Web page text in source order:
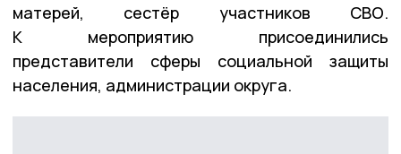
матерей, сестёр участников СВО.
К мероприятию присоединились
представители сферы социальной защиты
населения, администрации округа.